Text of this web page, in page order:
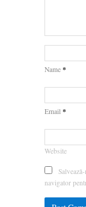
Name *
Email *
Website
navigator